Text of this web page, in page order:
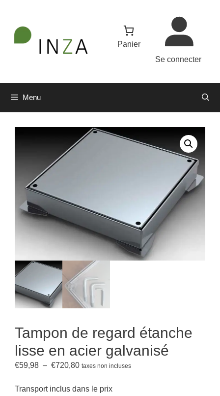
contenu
Panier
Se connecter
Menu
Tampon de regard étanche
lisse en acier galvanisé
€59,98 – €720,80Plage
prix :
taxes non incluses
Transport inclus dans le prix